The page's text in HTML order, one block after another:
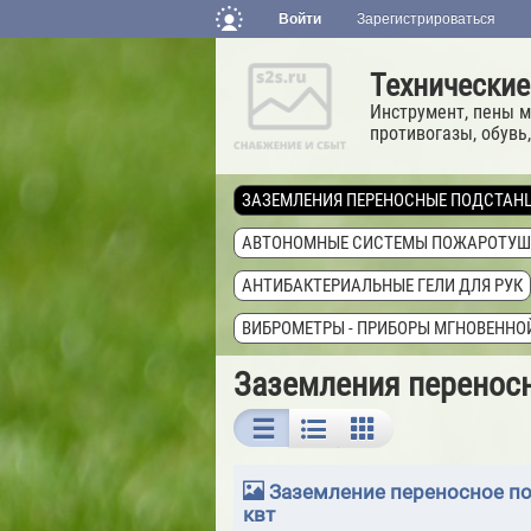
Войти Зарегистрироваться
Инструмент, пены
противогазы,
ЗАЗЕМЛЕНИЯ ПЕРЕНОСНЫЕ
АВТОНОМНЫЕ СИСТЕМЫ
АНТИБАКТЕРИАЛЬНЫЕ ГЕЛИ ДЛЯ РУК
ВИБРОМЕТРЫ - ПРИБОРЫ
ГЕРМЕТИК КРОВЕЛЬНЫЙ И
ГЕРМЕТИКИ LOCTITE
ГЕРМЕТИКИ TREMCO ILLBRUCK
Заземления
Заземление переносное
квт